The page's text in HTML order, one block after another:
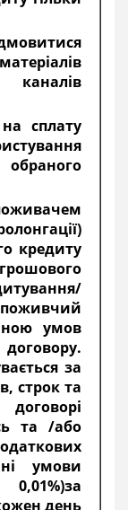
сплату
кредиту
умов
за
строк та
та /або
умови
день